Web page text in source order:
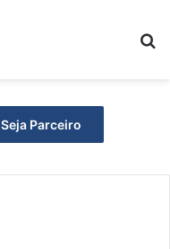
Seja Parceiro